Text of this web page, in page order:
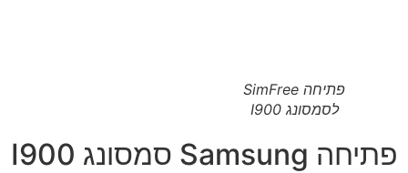
פתיחה SimFree
לסמסונג I900
פתיחה Samsung סמסונג I900